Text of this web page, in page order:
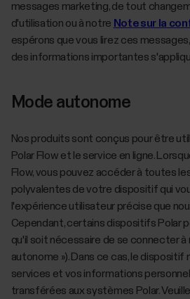
messages marketing, de tout
d'utilisation ou à notre Note sur la
espérons que vous lirez ces
des informations importantes
Mode autonome
Nos produits sont conçus pour être
Polar Flow et le service en ligne.
Flow, vous pouvez accéder à toutes
polyvalentes de votre dispositif qui
l'expérience utilisateur précise que
Cependant, certains dispositifs Polar
qu'il soit nécessaire de se connecter à
autonome »). Dans ce cas, le dispositif
services et vos informations
transférées aux systèmes Polar.